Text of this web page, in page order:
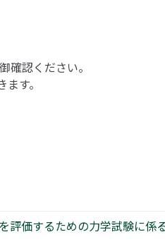
確認ください。
す。
評価するための力学試験に係